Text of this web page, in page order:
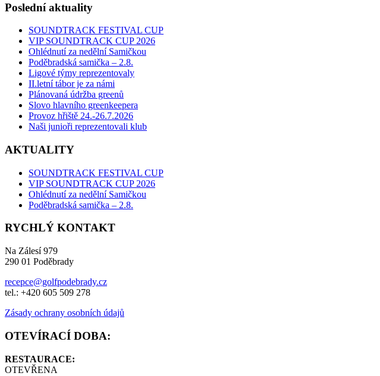
Poslední aktuality
SOUNDTRACK FESTIVAL CUP
VIP SOUNDTRACK CUP 2026
Ohlédnutí za nedělní Samičkou
Poděbradská samička – 2.8.
Ligové týmy reprezentovaly
II.letní tábor je za námi
Plánovaná údržba greenů
Slovo hlavního greenkeepera
Provoz hřiště 24.-26.7.2026
Naši junioři reprezentovali klub
AKTUALITY
SOUNDTRACK FESTIVAL CUP
VIP SOUNDTRACK CUP 2026
Ohlédnutí za nedělní Samičkou
Poděbradská samička – 2.8.
RYCHLÝ KONTAKT
Na Zálesí 979
290 01 Poděbrady
recepce@golfpodebrady.cz
tel.: +420 605 509 278
Zásady ochrany osobních údajů
OTEVÍRACÍ DOBA:
RESTAURACE:
OTEVŘENA